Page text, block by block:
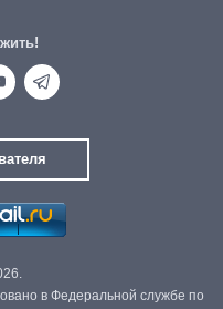
в Федеральной службе по